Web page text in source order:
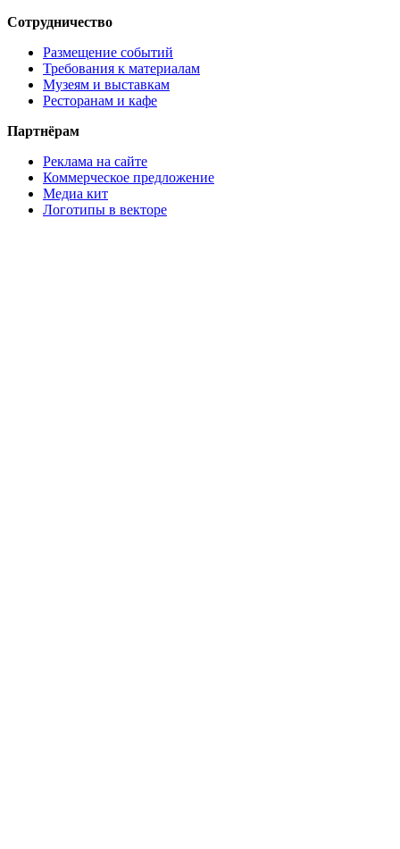
Сотрудничество
Размещение событий
Требования к материалам
Музеям и выставкам
Ресторанам и кафе
Партнёрам
Реклама на сайте
Коммерческое предложение
Медиа кит
Логотипы в векторе